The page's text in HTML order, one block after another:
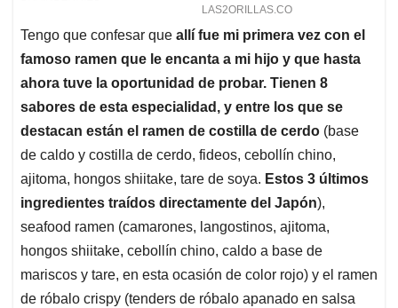
Tengo que confesar que allí fue mi primera vez con el
famoso ramen que le encanta a mi hijo y que hasta
ahora tuve la oportunidad de probar. Tienen 8
sabores de esta especialidad, y entre los que se
destacan están el ramen de costilla de cerdo (base
de caldo y costilla de cerdo, fideos, cebollín chino,
ajitoma, hongos shiitake, tare de soya. Estos 3 últimos
ingredientes traídos directamente del Japón),
seafood ramen (camarones, langostinos, ajitoma,
hongos shiitake, cebollín chino, caldo a base de
mariscos y tare, en esta ocasión de color rojo) y el ramen
de róbalo crispy (tenders de róbalo apanado en salsa